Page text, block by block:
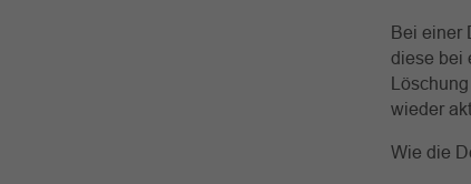
Bei einer
diese bei
wieder
Wie die